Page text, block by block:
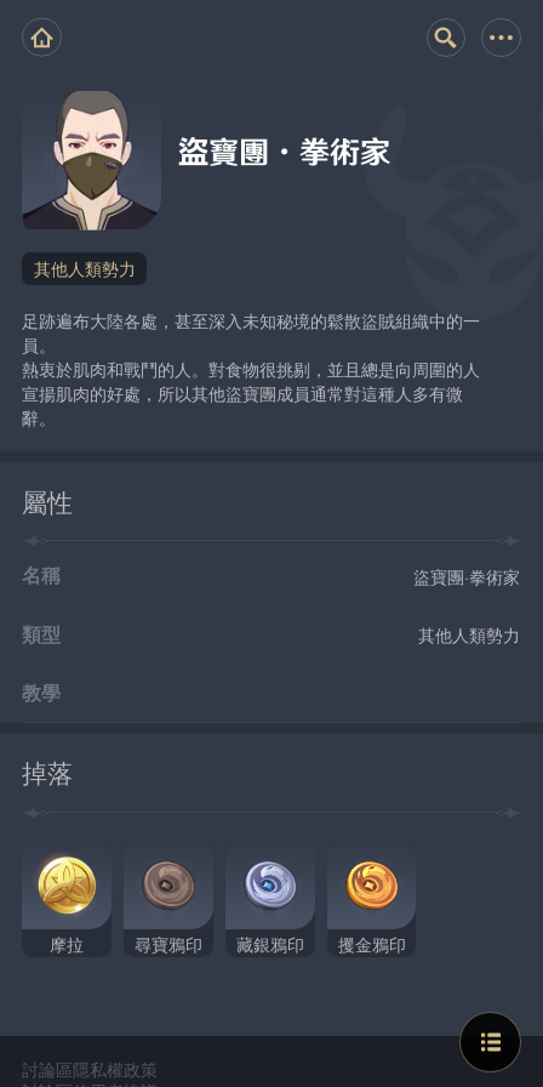
盜寶團·拳術家
其他人類勢力
足跡遍布大陸各處，甚至深入未知秘境的鬆散盜賊組織中的一
員。
熱衷於肌肉和戰鬥的人。對食物很挑剔，並且總是向周圍的人
宣揚肌肉的好處，所以其他盜寶團成員通常對這種人多有微
辭。
屬性
名稱 盜寶團·拳術家
類型 其他人類勢力
教學
掉落
摩拉 尋寶鴉印 藏銀鴉印 攫金鴉印
討論區隱私權政策